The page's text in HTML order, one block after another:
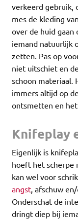
verkeerd gebruik,
mes de kleding
over de huid
iemand natuurlijk
zetten. Pas op
niet uitschiet en
schoon materiaal.
immers altijd op
ontsmetten en
Knifeplay
Eigenlijk is
hoeft het scherpe
kan wel voor
angst , afschuw
Onderschat de
dringt diep bij